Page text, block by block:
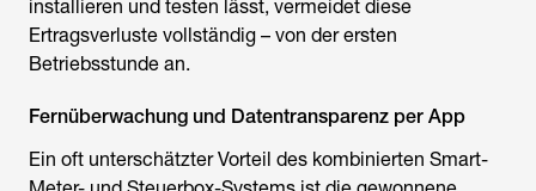
installieren und testen lässt, vermeidet diese
Ertragsverluste vollständig – von der ersten
Betriebsstunde an.
Fernüberwachung und Datentransparenz per App
Ein oft unterschätzter Vorteil des kombinierten Smart-